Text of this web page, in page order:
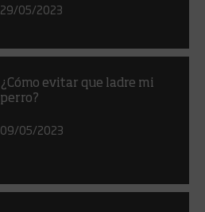
29/05/2023
¿Cómo evitar que ladre mi
perro?
09/05/2023